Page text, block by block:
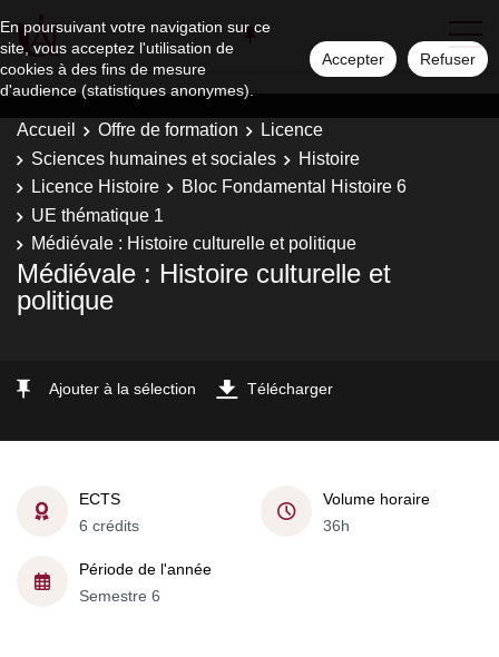
En poursuivant votre navigation sur ce
site, vous acceptez l'utilisation de
cookies à des fins de mesure
d'audience (statistiques anonymes).
Accepter Refuser
Accueil Offre de formation
Licence
Sciences humaines et sociales
Histoire
Licence Histoire
Bloc Fondamental Histoire 6
UE thématique 1
Médiévale : Histoire culturelle et politique
Médiévale : Histoire culturelle et
politique
Ajouter à la sélection Télécharger
ECTS
6 crédits
Volume horaire
36h
Période de l'année
Semestre 6